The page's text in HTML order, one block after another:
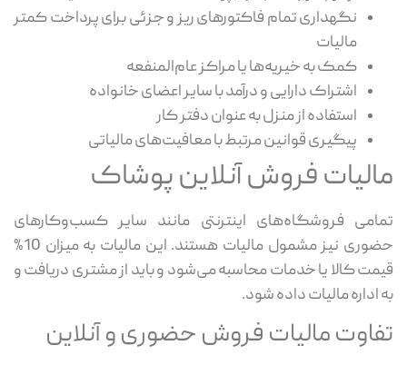
نگهداری تمام فاکتورهای ریز و جزئی برای پرداخت کمتر
مالیات
کمک به خیریه‌ها یا مراکز عام‌المنفعه
اشتراک دارایی و درآمد با سایر اعضای خانواده
استفاده از منزل به عنوان دفتر کار
پیگیری قوانین مرتبط با معافیت‌های مالیاتی
مالیات فروش آنلاین پوشاک
تمامی فروشگاه‌های اینترنتی مانند سایر کسب‌وکارهای
حضوری نیز مشمول مالیات هستند. این مالیات به میزان 10%
قیمت کالا یا خدمات محاسبه می‌شود و باید از مشتری دریافت و
به اداره مالیات داده شود.
تفاوت مالیات فروش حضوری و آنلاین